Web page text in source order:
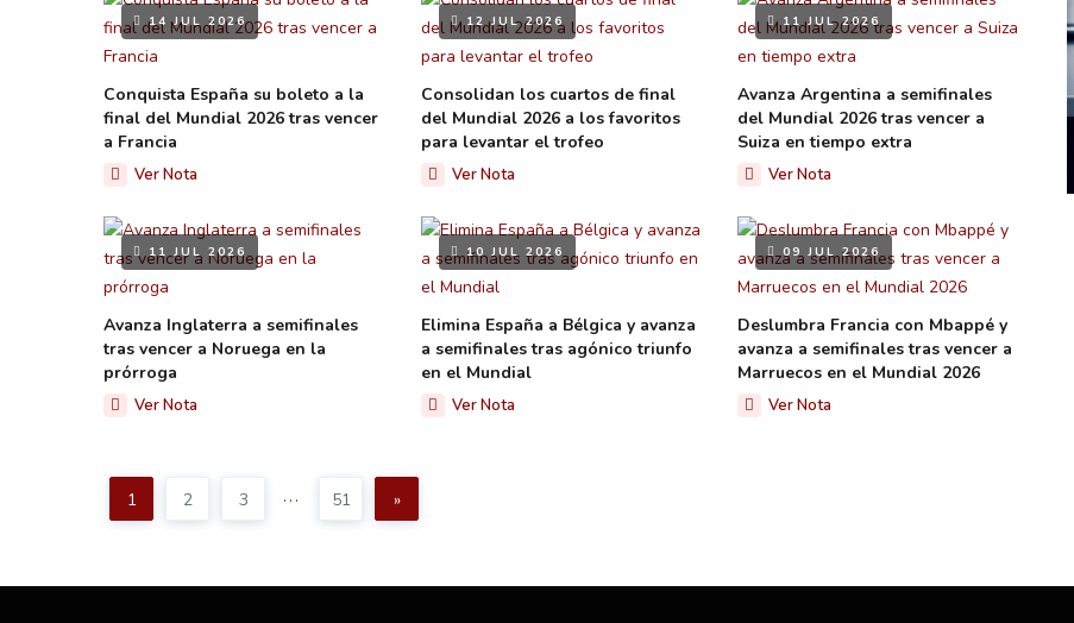
14 JUL 2026
Conquista España su boleto a la
final del Mundial 2026 tras vencer
a Francia
Ver Nota
12 JUL 2026
Consolidan los cuartos de final
del Mundial 2026 a los favoritos
para levantar el trofeo
Ver Nota
11 JUL 2026
Avanza Argentina a semifinales
del Mundial 2026 tras vencer a
Suiza en tiempo extra
Ver Nota
11 JUL 2026
Avanza Inglaterra a semifinales
tras vencer a Noruega en la
prórroga
Ver Nota
10 JUL 2026
Elimina España a Bélgica y avanza
a semifinales tras agónico triunfo
en el Mundial
Ver Nota
09 JUL 2026
Deslumbra Francia con Mbappé y
avanza a semifinales tras vencer a
Marruecos en el Mundial 2026
Ver Nota
1 2 3 ... 51 »